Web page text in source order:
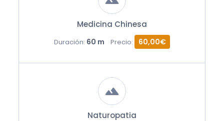
Medicina Chinesa
Duración: 60 m Precio: 60,00€
Naturopatia